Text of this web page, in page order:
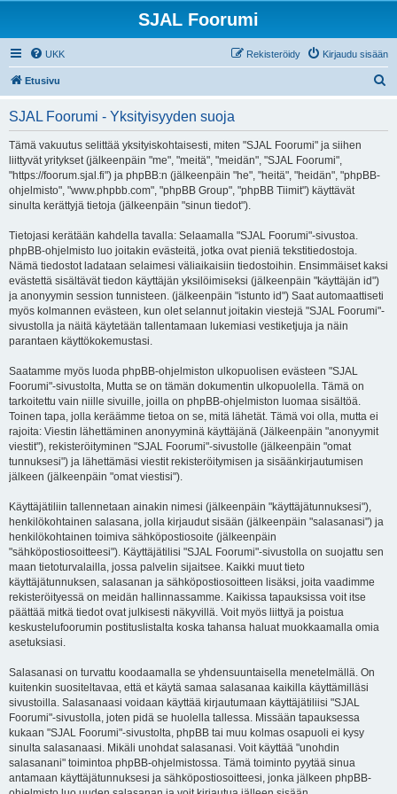
SJAL Foorumi
UKK Kirjaudu sisään
Rekisteröidy
Etusivu
SJAL Foorumi - Yksityisyyden suoja
Tämä vakuutus selittää yksityiskohtaisesti, miten "SJAL Foorumi" ja siihen
liittyvät yritykset (jälkeenpäin "me", "meitä", "meidän", "SJAL Foorumi",
"https://foorum.sjal.fi") ja phpBB:n (jälkeenpäin "he", "heitä", "heidän", "phpBB-
ohjelmisto", "www.phpbb.com", "phpBB Group", "phpBB Tiimit") käyttävät
sinulta kerättyjä tietoja (jälkeenpäin "sinun tiedot").
Tietojasi kerätään kahdella tavalla: Selaamalla "SJAL Foorumi"-sivustoa.
phpBB-ohjelmisto luo joitakin evästeitä, jotka ovat pieniä tekstitiedostoja.
Nämä tiedostot ladataan selaimesi väliaikaisiin tiedostoihin. Ensimmäiset kaksi
evästettä sisältävät tiedon käyttäjän yksilöimiseksi (jälkeenpäin "käyttäjän id")
ja anonyymin session tunnisteen. (jälkeenpäin "istunto id") Saat automaattiseti
myös kolmannen evästeen, kun olet selannut joitakin viestejä "SJAL Foorumi"-
sivustolla ja näitä käytetään tallentamaan lukemiasi vestiketjuja ja näin
parantaen käyttökokemustasi.
Saatamme myös luoda phpBB-ohjelmiston ulkopuolisen evästeen "SJAL
Foorumi"-sivustolta, Mutta se on tämän dokumentin ulkopuolella. Tämä on
tarkoitettu vain niille sivuille, joilla on phpBB-ohjelmiston luomaa sisältöä.
Toinen tapa, jolla keräämme tietoa on se, mitä lähetät. Tämä voi olla, mutta ei
rajoita: Viestin lähettäminen anonyyminä käyttäjänä (Jälkeenpäin "anonyymit
viestit"), rekisteröityminen "SJAL Foorumi"-sivustolle (jälkeenpäin "omat
tunnuksesi") ja lähettämäsi viestit rekisteröitymisen ja sisäänkirjautumisen
jälkeen (jälkeenpäin "omat viestisi").
Käyttäjätiliin tallennetaan ainakin nimesi (jälkeenpäin "käyttäjätunnuksesi"),
henkilökohtainen salasana, jolla kirjaudut sisään (jälkeenpäin "salasanasi") ja
henkilökohtainen toimiva sähköpostiosoite (jälkeenpäin
"sähköpostiosoitteesi"). Käyttäjätilisi "SJAL Foorumi"-sivustolla on suojattu sen
maan tietoturvalailla, jossa palvelin sijaitsee. Kaikki muut tieto
käyttäjätunnuksen, salasanan ja sähköpostiosoitteen lisäksi, joita vaadimme
rekisteröityessä on meidän hallinnassamme. Kaikissa tapauksissa voit itse
päättää mitkä tiedot ovat julkisesti näkyvillä. Voit myös liittyä ja poistua
keskustelufoorumin postituslistalta koska tahansa haluat muokkaamalla omia
asetuksiasi.
Salasanasi on turvattu koodaamalla se yhdensuuntaisella menetelmällä. On
kuitenkin suositeltavaa, että et käytä samaa salasanaa kaikilla käyttämilläsi
sivustoilla. Salasanaasi voidaan käyttää kirjautumaan käyttäjätiliisi "SJAL
Foorumi"-sivustolla, joten pidä se huolella tallessa. Missään tapauksessa
kukaan "SJAL Foorumi"-sivustolta, phpBB tai muu kolmas osapuoli ei kysy
sinulta salasanaasi. Mikäli unohdat salasanasi. Voit käyttää "unohdin
salasanani" toimintoa phpBB-ohjelmistossa. Tämä toiminto pyytää sinua
antamaan käyttäjätunnuksesi ja sähköpostiosoitteesi, jonka jälkeen phpBB-